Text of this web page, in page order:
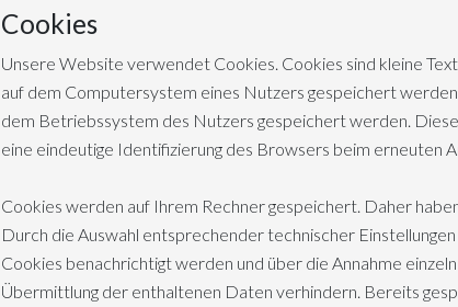
Cookies
Unsere Website verwendet Cookies. Cookies sind kleine
auf dem Computersystem eines Nutzers gespeichert
dem Betriebssystem des Nutzers gespeichert werden.
eine eindeutige Identifizierung des Browsers beim erneuten
Cookies werden auf Ihrem Rechner gespeichert. Daher
Durch die Auswahl entsprechender technischer
Cookies benachrichtigt werden und über die Annahme
Übermittlung der enthaltenen Daten verhindern. Bereits